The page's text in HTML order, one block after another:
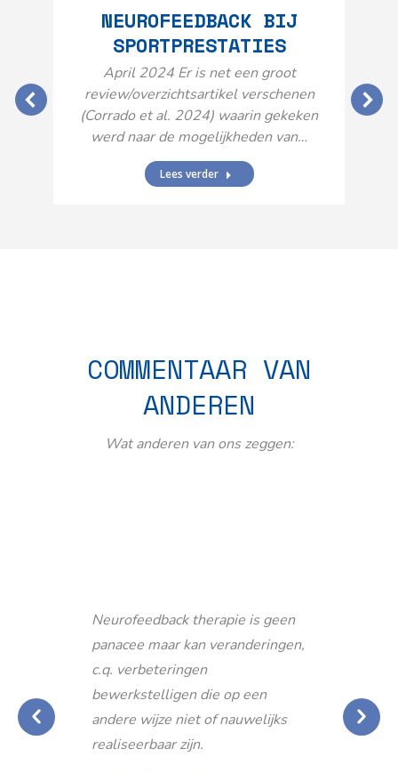
NEUROFEEDBACK BIJ
SPORTPRESTATIES
April 2024 Er is net een groot
review/overzichtsartikel verschenen
(Corrado et al. 2024) waarin gekeken
werd naar de mogelijkheden van…
Lees verder
COMMENTAAR VAN
ANDEREN
Wat anderen van ons zeggen:
Neurofeedback therapie is geen
panacee maar kan veranderingen,
c.q. verbeteringen
bewerkstelligen die op een
andere wijze niet of nauwelijks
realiseerbaar zijn.